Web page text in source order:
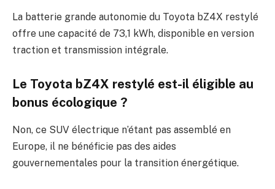
La batterie grande autonomie du Toyota bZ4X restylé
offre une capacité de 73,1 kWh, disponible en version
traction et transmission intégrale.
Le Toyota bZ4X restylé est-il éligible au
bonus écologique ?
Non, ce SUV électrique n’étant pas assemblé en
Europe, il ne bénéficie pas des aides
gouvernementales pour la transition énergétique.